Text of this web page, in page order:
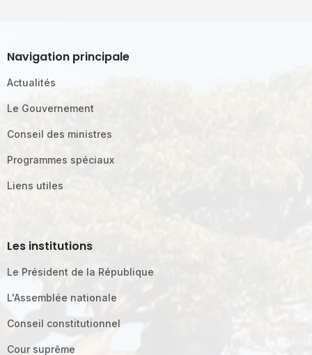
Navigation principale
Actualités
Le Gouvernement
Conseil des ministres
Programmes spéciaux
Liens utiles
Les institutions
Le Président de la République
L'Assemblée nationale
Conseil constitutionnel
Cour suprême